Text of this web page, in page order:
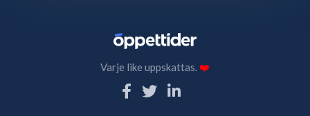
Varje like uppskattas.❤️